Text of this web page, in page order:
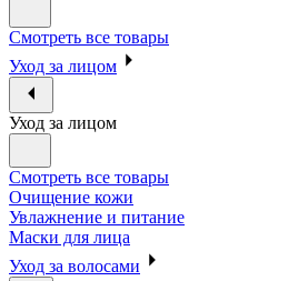
Смотреть все товары
Уход за лицом
Уход за лицом
Смотреть все товары
Очищение кожи
Увлажнение и питание
Маски для лица
Уход за волосами